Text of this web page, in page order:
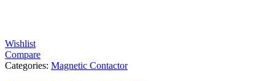
Wishlist
Compare
Categories: Magnetic Contactor